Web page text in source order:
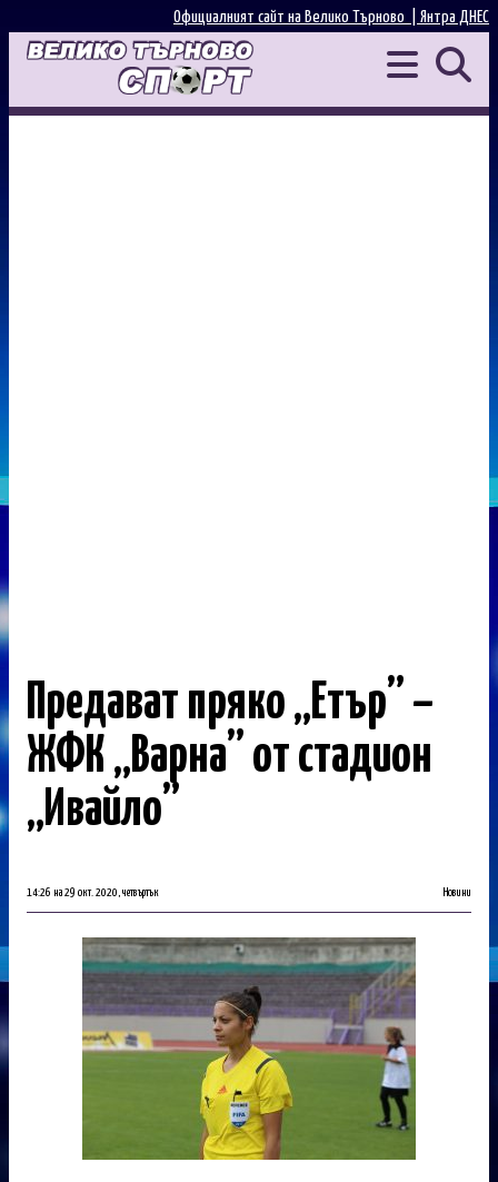
Янтра ДНЕС
Официалният сайт на Велико Търново |
Предават пряко „Етър” –
ЖФК „Варна” от стадион
„Ивайло”
14:26 на 29 окт. 2020, четвъртък Новини